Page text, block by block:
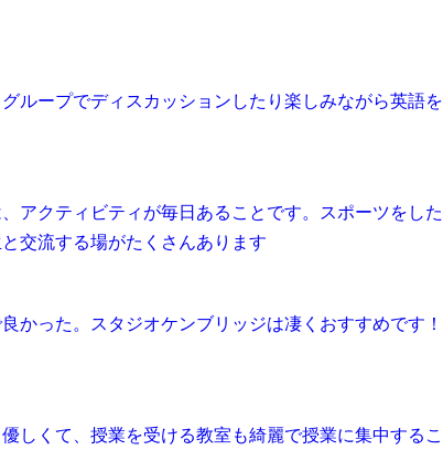
ループでディスカッションしたり楽しみながら英語
アクティビティが毎日あることです。スポーツをし
交流する場がたくさんあります
かった。スタジオケンブリッジは凄くおすすめです！
しくて、授業を受ける教室も綺麗で授業に集中する